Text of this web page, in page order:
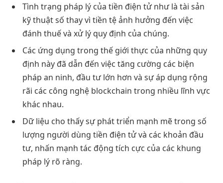
Tình trạng pháp lý của tiền điện tử như là tài sản
kỹ thuật số thay vì tiền tệ ảnh hưởng đến việc
đánh thuế và xử lý quy định của chúng.
Các ứng dụng trong thế giới thực của những quy
định này đã dẫn đến việc tăng cường các biện
pháp an ninh, đầu tư lớn hơn và sự áp dụng rộng
rãi các công nghệ blockchain trong nhiều lĩnh vực
khác nhau.
Dữ liệu cho thấy sự phát triển mạnh mẽ trong số
lượng người dùng tiền điện tử và các khoản đầu
tư, nhấn mạnh tác động tích cực của các khung
pháp lý rõ ràng.